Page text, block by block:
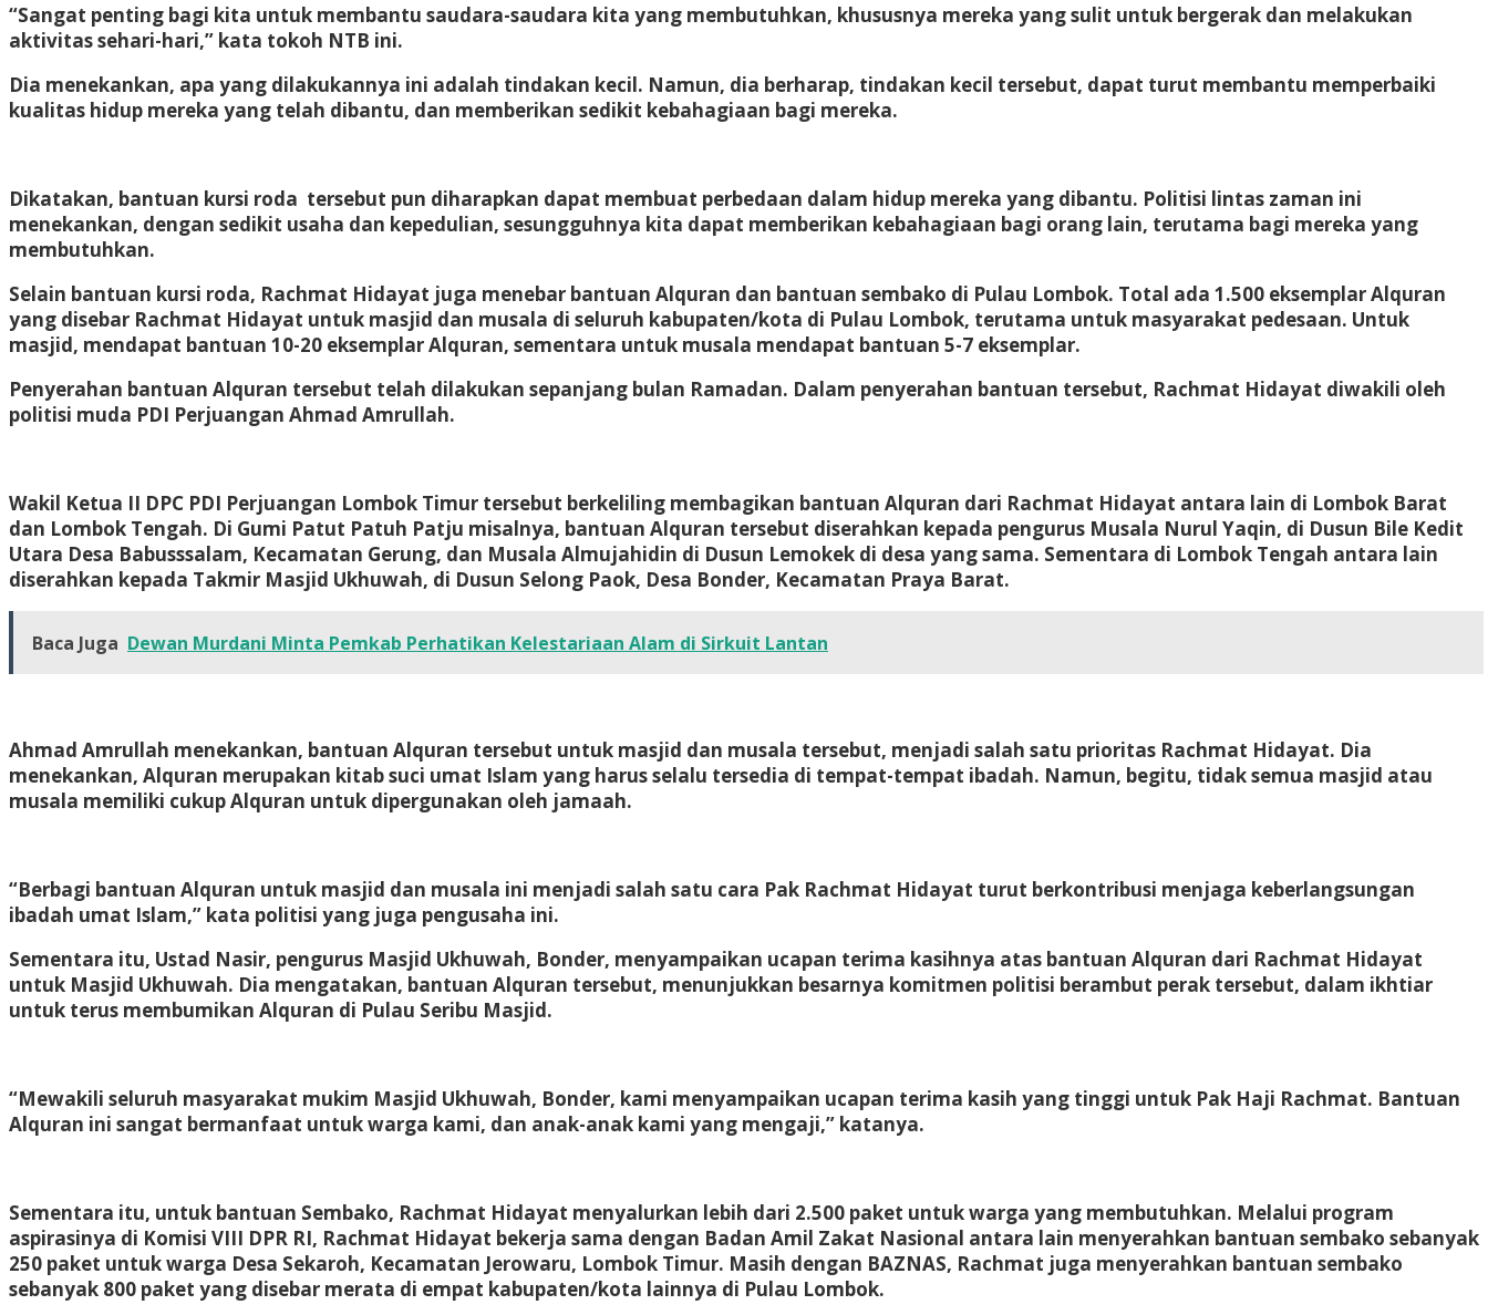
“Sangat penting bagi kita untuk membantu saudara-saudara kita yang membutuhkan, khususnya mereka yang sulit untuk bergerak dan melakukan
aktivitas sehari-hari,” kata tokoh NTB ini.
Dia menekankan, apa yang dilakukannya ini adalah tindakan kecil. Namun, dia berharap, tindakan kecil tersebut, dapat turut membantu memperbaiki
kualitas hidup mereka yang telah dibantu, dan memberikan sedikit kebahagiaan bagi mereka.
Dikatakan, bantuan kursi roda tersebut pun diharapkan dapat membuat perbedaan dalam hidup mereka yang dibantu. Politisi lintas zaman ini
menekankan, dengan sedikit usaha dan kepedulian, sesungguhnya kita dapat memberikan kebahagiaan bagi orang lain, terutama bagi mereka yang
membutuhkan.
Selain bantuan kursi roda, Rachmat Hidayat juga menebar bantuan Alquran dan bantuan sembako di Pulau Lombok. Total ada 1.500 eksemplar Alquran
yang disebar Rachmat Hidayat untuk masjid dan musala di seluruh kabupaten/kota di Pulau Lombok, terutama untuk masyarakat pedesaan. Untuk
masjid, mendapat bantuan 10-20 eksemplar Alquran, sementara untuk musala mendapat bantuan 5-7 eksemplar.
Penyerahan bantuan Alquran tersebut telah dilakukan sepanjang bulan Ramadan. Dalam penyerahan bantuan tersebut, Rachmat Hidayat diwakili oleh
politisi muda PDI Perjuangan Ahmad Amrullah.
Wakil Ketua II DPC PDI Perjuangan Lombok Timur tersebut berkeliling membagikan bantuan Alquran dari Rachmat Hidayat antara lain di Lombok Barat
dan Lombok Tengah. Di Gumi Patut Patuh Patju misalnya, bantuan Alquran tersebut diserahkan kepada pengurus Musala Nurul Yaqin, di Dusun Bile Kedit
Utara Desa Babusssalam, Kecamatan Gerung, dan Musala Almujahidin di Dusun Lemokek di desa yang sama. Sementara di Lombok Tengah antara lain
diserahkan kepada Takmir Masjid Ukhuwah, di Dusun Selong Paok, Desa Bonder, Kecamatan Praya Barat.
Baca Juga Dewan Murdani Minta Pemkab Perhatikan Kelestariaan Alam di Sirkuit Lantan
Ahmad Amrullah menekankan, bantuan Alquran tersebut untuk masjid dan musala tersebut, menjadi salah satu prioritas Rachmat Hidayat. Dia
menekankan, Alquran merupakan kitab suci umat Islam yang harus selalu tersedia di tempat-tempat ibadah. Namun, begitu, tidak semua masjid atau
musala memiliki cukup Alquran untuk dipergunakan oleh jamaah.
“Berbagi bantuan Alquran untuk masjid dan musala ini menjadi salah satu cara Pak Rachmat Hidayat turut berkontribusi menjaga keberlangsungan
ibadah umat Islam,” kata politisi yang juga pengusaha ini.
Sementara itu, Ustad Nasir, pengurus Masjid Ukhuwah, Bonder, menyampaikan ucapan terima kasihnya atas bantuan Alquran dari Rachmat Hidayat
untuk Masjid Ukhuwah. Dia mengatakan, bantuan Alquran tersebut, menunjukkan besarnya komitmen politisi berambut perak tersebut, dalam ikhtiar
untuk terus membumikan Alquran di Pulau Seribu Masjid.
“Mewakili seluruh masyarakat mukim Masjid Ukhuwah, Bonder, kami menyampaikan ucapan terima kasih yang tinggi untuk Pak Haji Rachmat. Bantuan
Alquran ini sangat bermanfaat untuk warga kami, dan anak-anak kami yang mengaji,” katanya.
Sementara itu, untuk bantuan Sembako, Rachmat Hidayat menyalurkan lebih dari 2.500 paket untuk warga yang membutuhkan. Melalui program
aspirasinya di Komisi VIII DPR RI, Rachmat Hidayat bekerja sama dengan Badan Amil Zakat Nasional antara lain menyerahkan bantuan sembako sebanyak
250 paket untuk warga Desa Sekaroh, Kecamatan Jerowaru, Lombok Timur. Masih dengan BAZNAS, Rachmat juga menyerahkan bantuan sembako
sebanyak 800 paket yang disebar merata di empat kabupaten/kota lainnya di Pulau Lombok.